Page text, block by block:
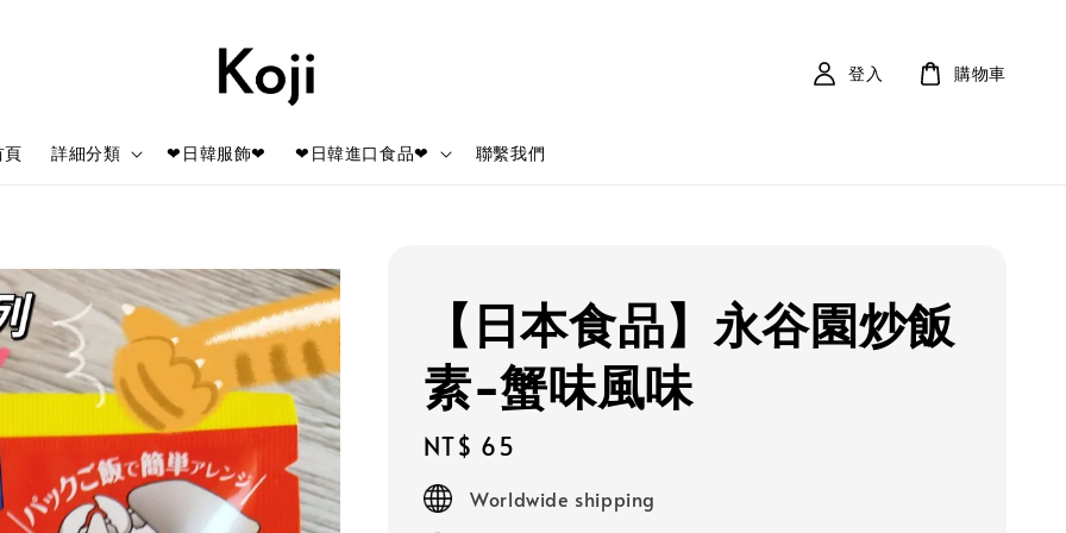
頁 詳細分類 ❤日韓服飾❤ ❤日韓進口食品❤ 聯繫我們
登入 購物車
【日本食品】永谷園炒飯
素-蟹味風味
Regular
price
NT$ 65
Worldwide shipping